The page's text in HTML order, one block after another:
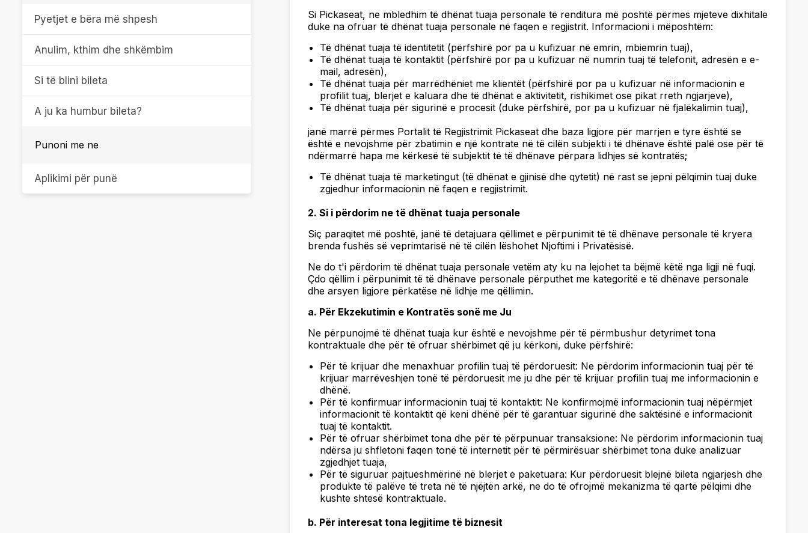
Pyetjet e bëra më shpesh
Anulim, kthim dhe shkëmbim
Si të blini bileta
A ju ka humbur bileta?
Punoni me ne
Aplikimi për punë
Si Pickaseat, ne mbledhim të dhënat tuaja personale të renditura më poshtë përmes mjeteve dixhitale
duke na ofruar të dhënat tuaja personale në faqen e regjistrit. Informacioni i mëposhtëm:
Të dhënat tuaja të identitetit (përfshirë por pa u kufizuar në emrin, mbiemrin tuaj),
Të dhënat tuaja të kontaktit (përfshirë por pa u kufizuar në numrin tuaj të telefonit, adresën e e-
mail, adresën),
Të dhënat tuaja për marrëdhëniet me klientët (përfshirë por pa u kufizuar në informacionin e
profilit tuaj, blerjet e kaluara dhe të dhënat e aktivitetit, rishikimet ose pikat rreth ngjarjeve),
Të dhënat tuaja për sigurinë e procesit (duke përfshirë, por pa u kufizuar në fjalëkalimin tuaj),
janë marrë përmes Portalit të Regjistrimit Pickaseat dhe baza ligjore për marrjen e tyre është se
është e nevojshme për zbatimin e një kontrate në të cilën subjekti i të dhënave është palë ose për të
ndërmarrë hapa me kërkesë të subjektit të të dhënave përpara lidhjes së kontratës;
Të dhënat tuaja të marketingut (të dhënat e gjinisë dhe qytetit) në rast se jepni pëlqimin tuaj duke
zgjedhur informacionin në faqen e regjistrimit.
2. Si i përdorim ne të dhënat tuaja personale
Siç paraqitet më poshtë, janë të detajuara qëllimet e përpunimit të të dhënave personale të kryera
brenda fushës së veprimtarisë në të cilën lëshohet Njoftimi i Privatësisë.
Ne do t'i përdorim të dhënat tuaja personale vetëm aty ku na lejohet ta bëjmë këtë nga ligji në fuqi.
Çdo qëllim i përpunimit të të dhënave personale përputhet me kategoritë e të dhënave personale
dhe arsyen ligjore përkatëse në lidhje me qëllimin.
a. Për Ekzekutimin e Kontratës sonë me Ju
Ne përpunojmë të dhënat tuaja kur është e nevojshme për të përmbushur detyrimet tona
kontraktuale dhe për të ofruar shërbimet që ju kërkoni, duke përfshirë:
Për të krijuar dhe menaxhuar profilin tuaj të përdoruesit: Ne përdorim informacionin tuaj për të
krijuar marrëveshjen tonë të përdoruesit me ju dhe për të krijuar profilin tuaj me informacionin e
dhënë.
Për të konfirmuar informacionin tuaj të kontaktit: Ne konfirmojmë informacionin tuaj nëpërmjet
informacionit të kontaktit që keni dhënë për të garantuar sigurinë dhe saktësinë e informacionit
tuaj të kontaktit.
Për të ofruar shërbimet tona dhe për të përpunuar transaksione: Ne përdorim informacionin tuaj
ndërsa ju shfletoni faqen tonë të internetit për të përmirësuar shërbimet tona duke analizuar
zgjedhjet tuaja,
Për të siguruar pajtueshmërinë në blerjet e paketuara: Kur përdoruesit blejnë bileta ngjarjesh dhe
produkte të palëve të treta në të njëjtën arkë, ne do të ofrojmë mekanizma të qartë pëlqimi dhe
kushte shtesë kontraktuale.
b. Për interesat tona legjitime të biznesit